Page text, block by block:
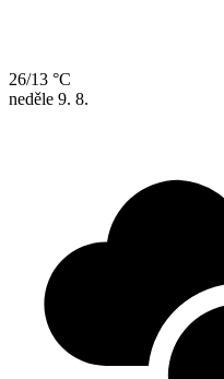
26/13 °C
neděle 9. 8.